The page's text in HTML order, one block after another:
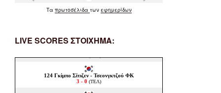
Τα πρωτοσέλιδα των εφημερίδων
LIVE SCORES ΣΤΟΙΧΗΜΑ: